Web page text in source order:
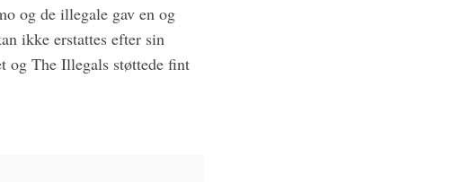
og de illegale gav en og
ikke erstattes efter sin
og The Illegals støttede fint